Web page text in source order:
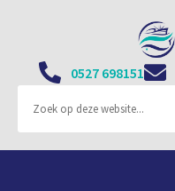
0527 698151